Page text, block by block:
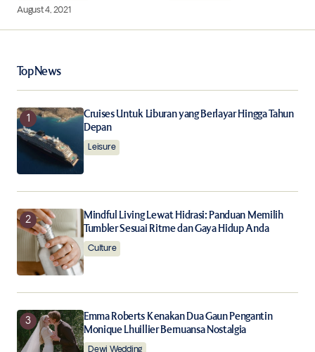
Your E-mail*
Save my name, email, and website in this browser for
the next time I comment.
Notify me of follow-up comments by email.
Notify me of new posts by email.
Submit Comment
August 4, 2021
Top News
Cruises Untuk Liburan yang Berlayar Hingga Tahun
Depan
Leisure
Mindful Living Lewat Hidrasi: Panduan Memilih
Tumbler Sesuai Ritme dan Gaya Hidup Anda
Culture
Emma Roberts Kenakan Dua Gaun Pengantin
Monique Lhuillier Bernuansa Nostalgia
Dewi Wedding